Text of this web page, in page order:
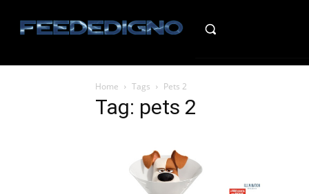
Home Tags Pets 2
Tag: pets 2